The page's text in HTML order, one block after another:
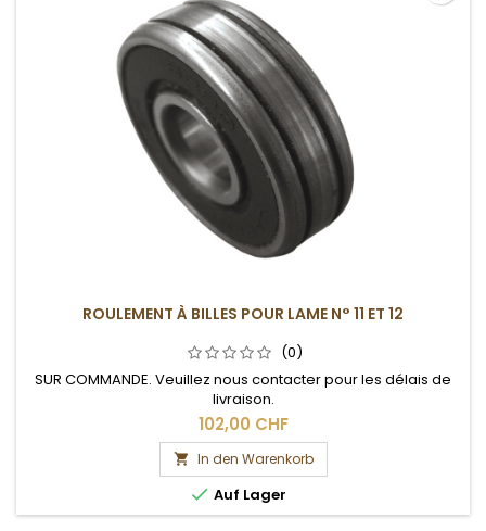
ROULEMENT À BILLES POUR LAME N° 11 ET 12
(0)
SUR COMMANDE. Veuillez nous contacter pour les délais de
livraison.
102,00 CHF
 In den Warenkorb
 Auf Lager